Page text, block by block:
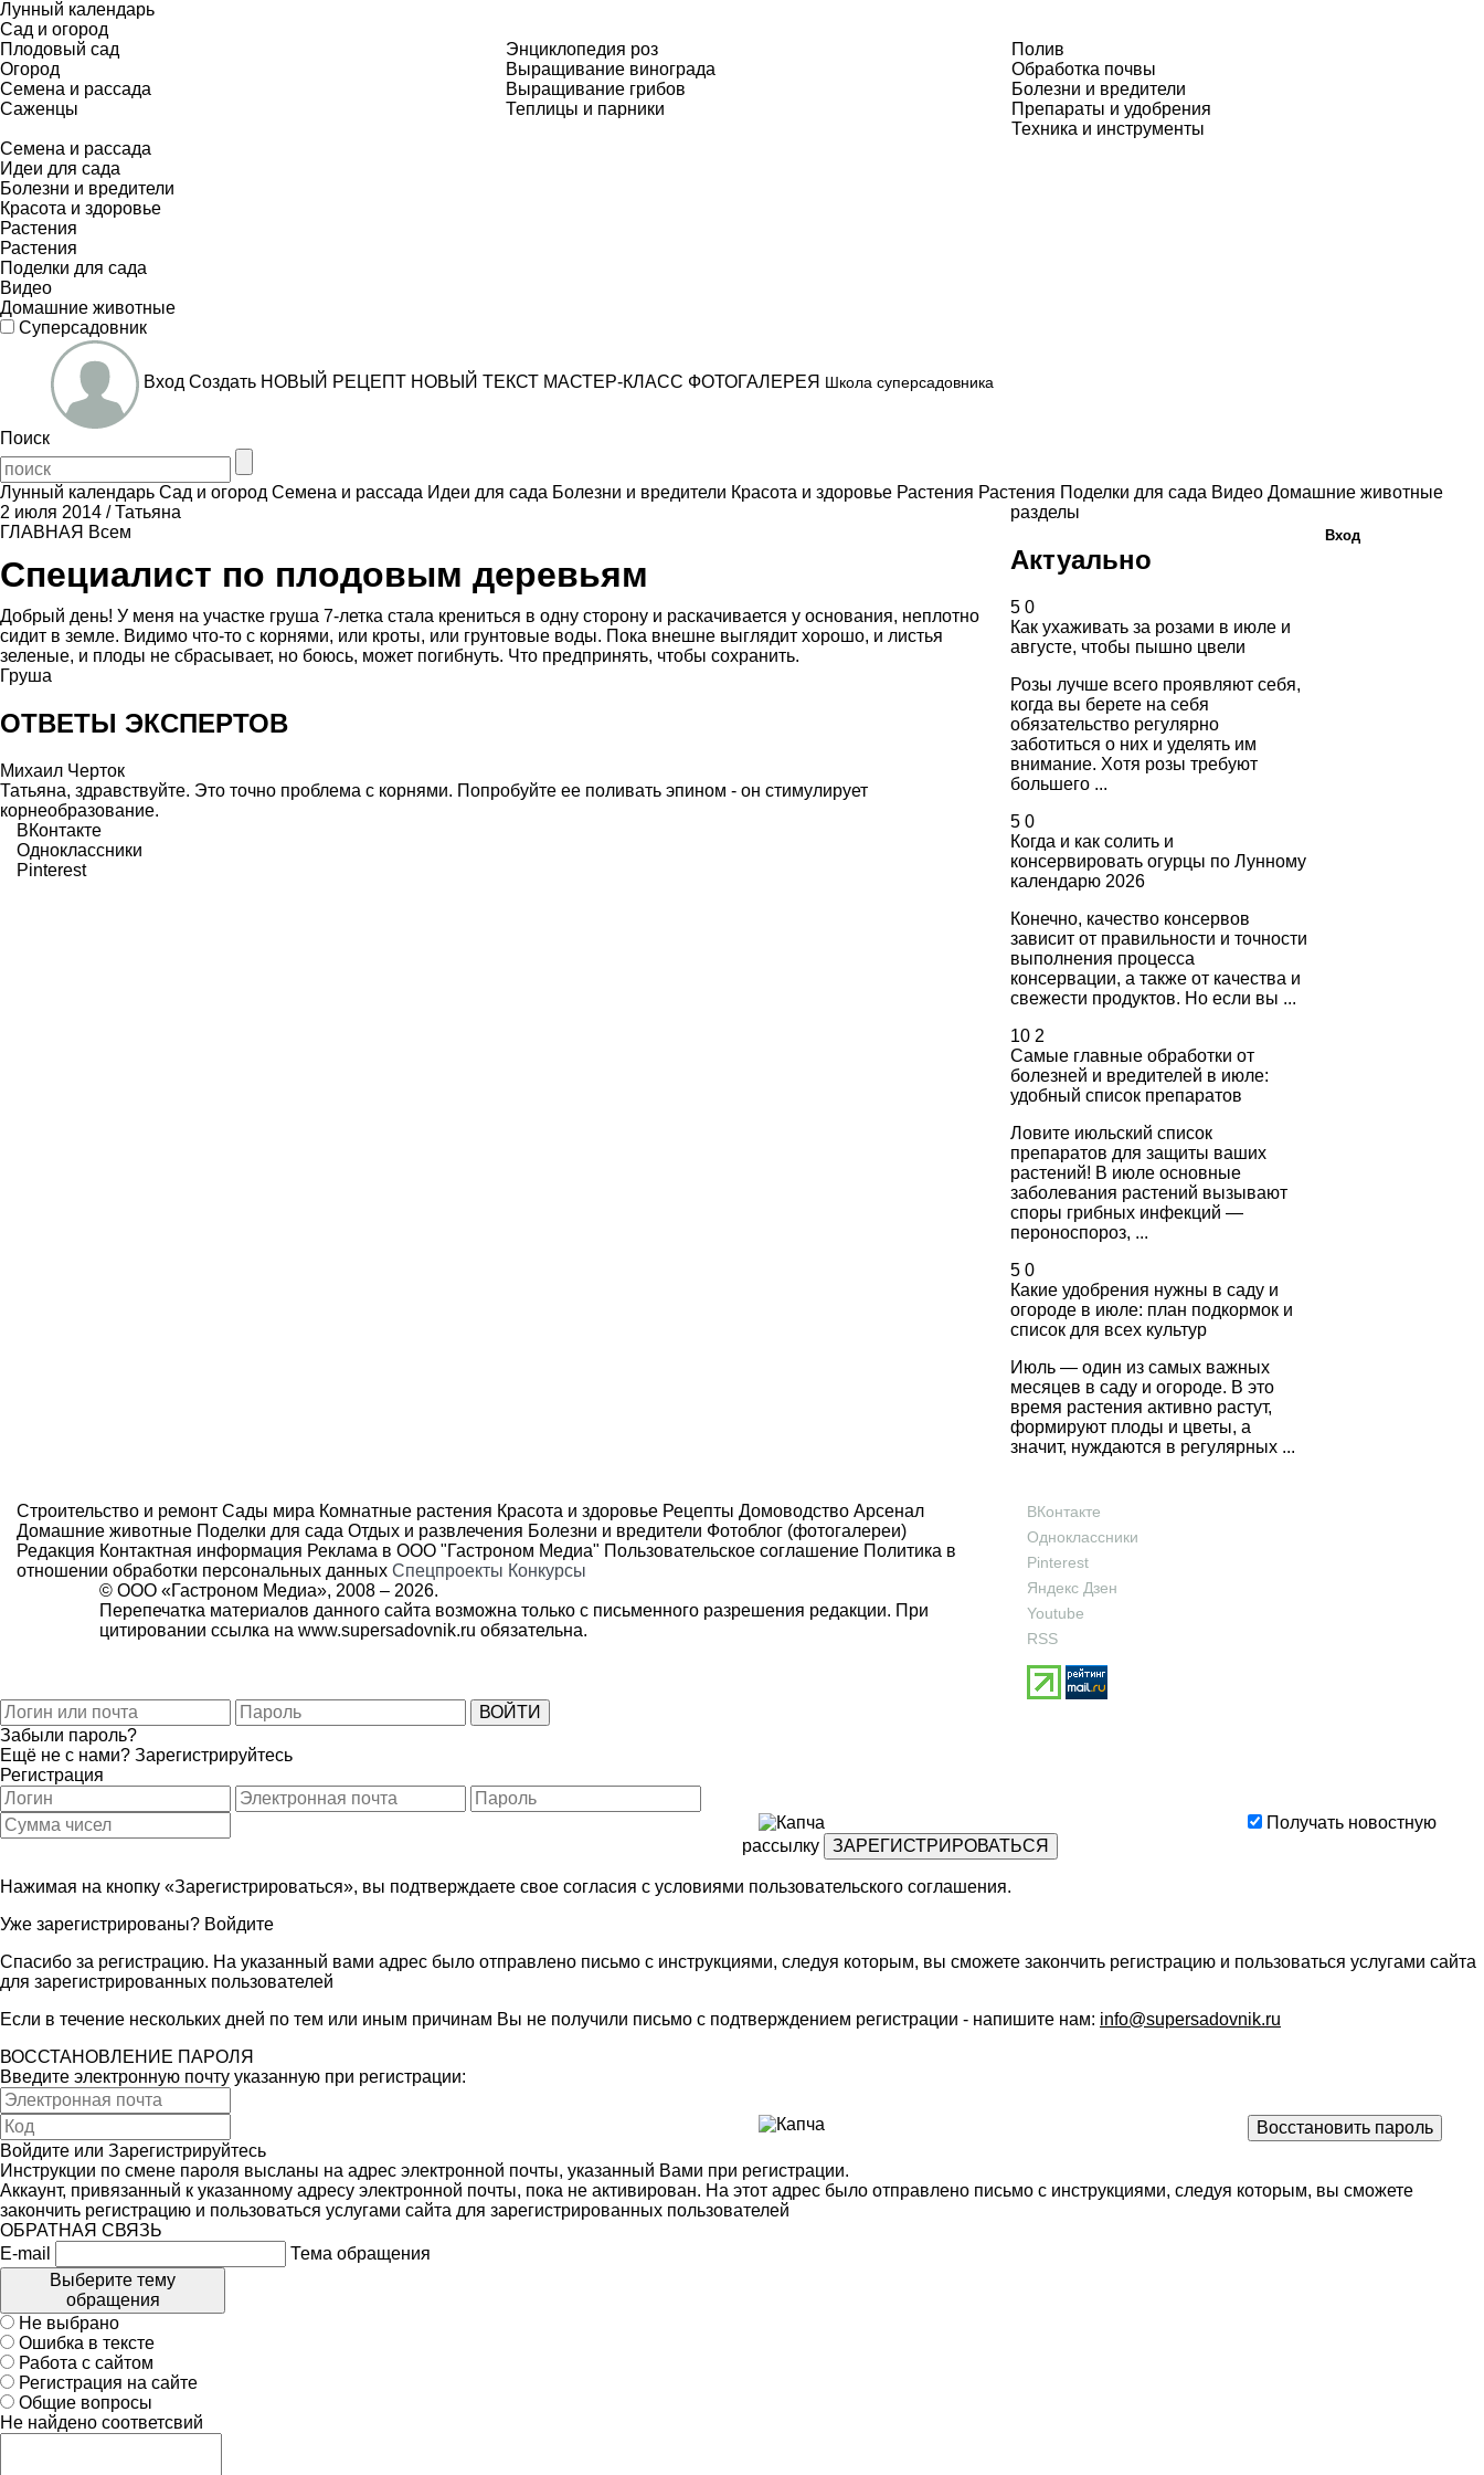
Лунный календарь
Сад и огород
Плодовый сад
Огород
Семена и рассада
Саженцы
Энциклопедия роз
Выращивание винограда
Выращивание грибов
Теплицы и парники
Полив
Обработка почвы
Болезни и вредители
Препараты и удобрения
Техника и инструменты
Семена и рассада
Идеи для сада
Болезни и вредители
Красота и здоровье
Растения
Растения
Поделки для сада
Видео
Домашние животные
Суперсадовник
Вход Создать НОВЫЙ РЕЦЕПТ НОВЫЙ ТЕКСТ МАСТЕР-КЛАСС ФОТОГАЛЕРЕЯ Школа суперсадовника
Поиск
Лунный календарь Сад и огород Семена и рассада Идеи для сада Болезни и вредители Красота и здоровье Растения Растения Поделки для сада Видео Домашние животные
2 июля 2014 /Татьяна
ГЛАВНАЯ Всем
Специалист по плодовым деревьям
Добрый день! У меня на участке груша 7-летка стала крениться в одну сторону и раскачивается у основания, неплотно
сидит в земле. Видимо что-то с корнями, или кроты, или грунтовые воды. Пока внешне выглядит хорошо, и листья
зеленые, и плоды не сбрасывает, но боюсь, может погибнуть. Что предпринять, чтобы сохранить.
Груша
ОТВЕТЫ ЭКСПЕРТОВ
Михаил Черток
Татьяна, здравствуйте. Это точно проблема с корнями. Попробуйте ее поливать эпином - он стимулирует
корнеобразование.
ВКонтакте
Одноклассники
Pinterest
разделы
Актуально
5 0
Как ухаживать за розами в июле и
августе, чтобы пышно цвели
Розы лучше всего проявляют себя,
когда вы берете на себя
обязательство регулярно
заботиться о них и уделять им
внимание. Хотя розы требуют
большего ...
5 0
Когда и как солить и
консервировать огурцы по Лунному
календарю 2026
Конечно, качество консервов
зависит от правильности и точности
выполнения процесса
консервации, а также от качества и
свежести продуктов. Но если вы ...
10 2
Самые главные обработки от
болезней и вредителей в июле:
удобный список препаратов
Ловите июльский список
препаратов для защиты ваших
растений! В июле основные
заболевания растений вызывают
споры грибных инфекций —
пероноспороз, ...
5 0
Какие удобрения нужны в саду и
огороде в июле: план подкормок и
список для всех культур
Июль — один из самых важных
месяцев в саду и огороде. В это
время растения активно растут,
формируют плоды и цветы, а
значит, нуждаются в регулярных ...
Строительство и ремонт Сады мира Комнатные растения Красота и здоровье Рецепты Домоводство Арсенал
Домашние животные Поделки для сада Отдых и развлечения Болезни и вредители Фотоблог (фотогалереи)
Редакция Контактная информация Реклама в ООО "Гастроном Медиа" Пользовательское соглашение Политика в
отношении обработки персональных данных Спецпроекты Конкурсы
© ООО «Гастроном Медиа», 2008 – 2026.
Перепечатка материалов данного сайта возможна только с письменного разрешения редакции. При
цитировании ссылка на www.supersadovnik.ru обязательна.
ВКонтакте
Одноклассники
Pinterest
Яндекс Дзен
Youtube
RSS
Вход
Забыли пароль?
Ещё не с нами? Зарегистрируйтесь
Регистрация
Получать новостную
рассылку
Нажимая на кнопку «Зарегистрироваться», вы подтверждаете свое согласия с условиями пользовательского соглашения.
Уже зарегистрированы? Войдите
Спасибо за регистрацию. На указанный вами адрес было отправлено письмо с инструкциями, следуя которым, вы сможете закончить регистрацию и пользоваться услугами сайта
для зарегистрированных пользователей
Если в течение нескольких дней по тем или иным причинам Вы не получили письмо с подтверждением регистрации - напишите нам: info@supersadovnik.ru
ВОССТАНОВЛЕНИЕ ПАРОЛЯ
Введите электронную почту указанную при регистрации:
Войдите или Зарегистрируйтесь
Инструкции по смене пароля высланы на адрес электронной почты, указанный Вами при регистрации.
Аккаунт, привязанный к указанному адресу электронной почты, пока не активирован. На этот адрес было отправлено письмо с инструкциями, следуя которым, вы сможете
закончить регистрацию и пользоваться услугами сайта для зарегистрированных пользователей
ОБРАТНАЯ СВЯЗЬ
E-mail
Тема обращения
Выберите тему
обращения
Не выбрано
Ошибка в тексте
Работа с сайтом
Регистрация на сайте
Общие вопросы
Не найдено соответсвий